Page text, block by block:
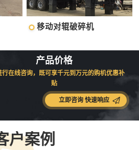
移动对辊破碎机
产品价格
行在线咨询，既可享千元到万元的购机优惠补
贴
立即咨询 快速响应
户案例